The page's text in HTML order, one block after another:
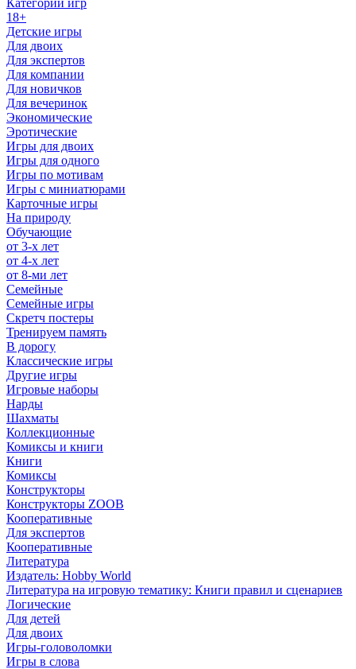
Категории игр
18+
Детские игры
Для двоих
Для экспертов
Для компании
Для новичков
Для вечеринок
Экономические
Эротические
Игры для двоих
Игры для одного
Игры по мотивам
Игры с миниатюрами
Карточные игры
На природу
Обучающие
от 3-х лет
от 4-х лет
от 8-ми лет
Семейные
Семейные игры
Скретч постеры
Тренируем память
В дорогу
Классические игры
Другие игры
Игровые наборы
Нарды
Шахматы
Коллекционные
Комиксы и книги
Книги
Комиксы
Конструкторы
Конструкторы ZOOB
Кооперативные
Для экспертов
Кооперативные
Литература
Издатель: Hobby World
Литература на игровую тематику: Книги правил и сценариев
Логические
Для детей
Для двоих
Игры-головоломки
Игры в слова